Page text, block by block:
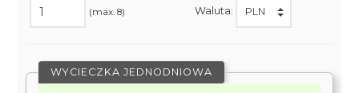
(max. 8) Waluta:
WYCIECZKA JEDNODNIOWA